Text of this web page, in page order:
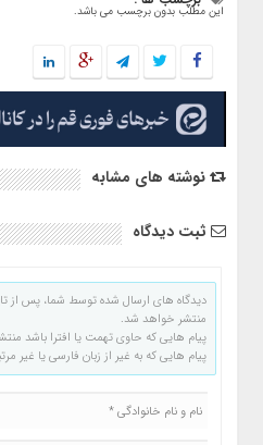
این مطلب بدون برچسب می باشد.
نوشته های مشابه
ثبت دیدگاه
دیدگاه های ارسال شده توسط شما، پس از
منتشر خواهد شد.
پیام هایی که حاوی تهمت یا افترا باشد
پیام هایی که به غیر از زبان فارسی یا غیر